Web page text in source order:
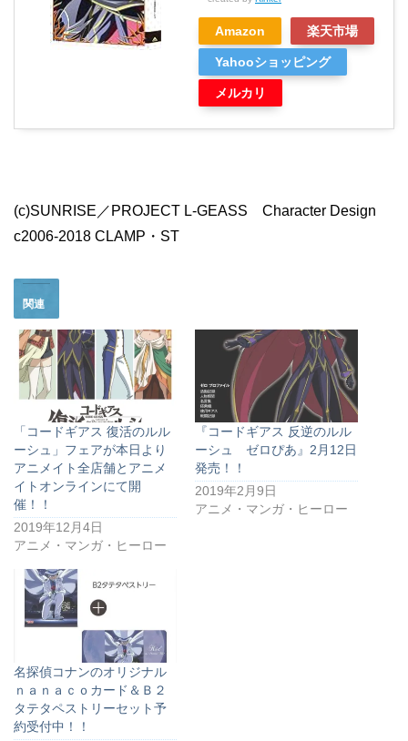
Amazon 楽天市場
Yahooショッピング
メルカリ
(c)SUNRISE／PROJECT L-GEASS Character Design
c2006-2018 CLAMP・ST
関連
「コードギアス 復活のルル
ーシュ」フェアが本日より
アニメイト全店舗とアニメ
イトオンラインにて開
催！！
2019年12月4日
アニメ・マンガ・ヒーロー
『コードギアス 反逆のルル
ーシュ ゼロぴあ』2月12日
発売！！
2019年2月9日
アニメ・マンガ・ヒーロー
名探偵コナンのオリジナル
ｎａｎａｃｏカード＆Ｂ２
タテタペストリーセット予
約受付中！！